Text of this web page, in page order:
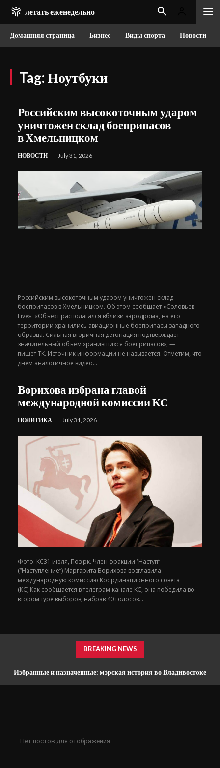
летать еженедельно
Домашняя страница Бизнес Виды спорта Новости
Tag: Ноутбуки
Российским высокоточным ударом
уничтожен склад боеприпасов
в Хмельницком
НОВОСТИ July 31, 2026
Российским высокоточным ударом уничтожен склад
боеприпасов в Хмельницком. Об этом сообщает «Соловьев
Live». «Объект располагался вблизи аэродрома, на его
территории хранились авиационные боеприпасы западного
образца. Сильная вторичная детонация подтверждает
значительный объем хранившихся боеприпасов», —
пишет ТК. Источник информации не называется. Отметим, что
днем аналогичное видео...
Ворихова избрана главой
международной комиссии КС
ПОЛИТИКА July 31, 2026
Фото: КС31 июля, Позірк. Член фракции “Наступ“
(“Наступление“) Маргарита Ворихова возглавила
международную комиссию Координационного совета
(КС).Как сообщается в телеграм-канале КС, она победила во
втором туре выборов, набрав 40 голосов...
BREAKING NEWS
Избранные и назначенные: мэрская история во Владивостоке
Нет постов для отображения